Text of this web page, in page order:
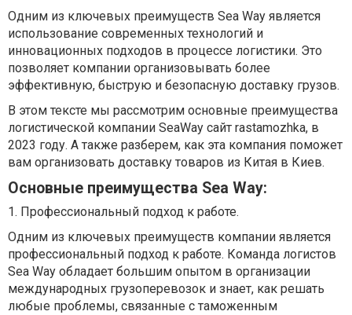
Одним из ключевых преимуществ Sea Way является
использование современных технологий и
инновационных подходов в процессе логистики. Это
позволяет компании организовывать более
эффективную, быструю и безопасную доставку грузов.
В этом тексте мы рассмотрим основные преимущества
логистической компании SeaWay сайт rastamozhka, в
2023 году. А также разберем, как эта компания поможет
вам организовать доставку товаров из Китая в Киев.
Основные преимущества Sea Way:
1. Профессиональный подход к работе.
Одним из ключевых преимуществ компании является
профессиональный подход к работе. Команда логистов
Sea Way обладает большим опытом в организации
международных грузоперевозок и знает, как решать
любые проблемы, связанные с таможенным